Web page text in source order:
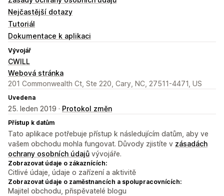
Nejčastější dotazy
Tutoriál
Dokumentace k aplikaci
Vývojář
CWILL
Webová stránka
201 Commonwealth Ct, Ste 220, Cary, NC, 27511-4471, US
Uvedena
25. leden 2019 · Protokol změn
Přístup k datům
Tato aplikace potřebuje přístup k následujícím datům, aby ve
vašem obchodu mohla fungovat. Důvody zjistíte v zásadách
ochrany osobních údajů vývojáře.
Zobrazovat údaje o zákaznících:
Citlivé údaje, údaje o zařízení a aktivitě
Zobrazovat údaje o zaměstnancích a spolupracovnících:
Majitel obchodu, přispěvatelé blogu